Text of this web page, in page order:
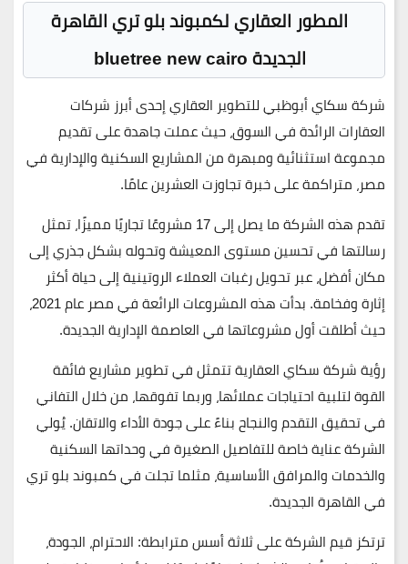
المطور العقاري لكمبوند بلو تري القاهرة
الجديدة bluetree new cairo
شركة سكاي أبوظبي للتطوير العقاري إحدى أبرز شركات
العقارات الرائدة في السوق، حيث عملت جاهدة على تقديم
مجموعة استثنائية ومبهرة من المشاريع السكنية والإدارية في
مصر، متراكمة على خبرة تجاوزت العشرين عامًا.
تقدم هذه الشركة ما يصل إلى 17 مشروعًا تجاريًا مميزًا، تمثل
رسالتها في تحسين مستوى المعيشة وتحوله بشكل جذري إلى
مكان أفضل، عبر تحويل رغبات العملاء الروتينية إلى حياة أكثر
إثارة وفخامة. بدأت هذه المشروعات الرائعة في مصر عام 2021،
حيث أطلقت أول مشروعاتها في العاصمة الإدارية الجديدة.
رؤية شركة سكاي العقارية تتمثل في تطوير مشاريع فائقة
القوة لتلبية احتياجات عملائها، وربما تفوقها، من خلال التفاني
في تحقيق التقدم والنجاح بناءً على جودة الأداء والاتقان. يُولي
الشركة عناية خاصة للتفاصيل الصغيرة في وحداتها السكنية
والخدمات والمرافق الأساسية، مثلما تجلت في كمبوند بلو تري
في القاهرة الجديدة.
ترتكز قيم الشركة على ثلاثة أسس مترابطة: الاحترام، الجودة،